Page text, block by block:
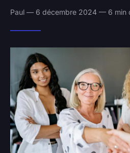
Paul — 6 décembre 2024 — 6 min